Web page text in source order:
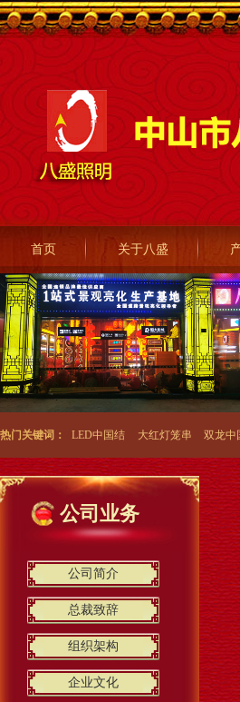
首页 关于八盛
热门关键词： LED中国结 大红灯笼串 双龙中
公司业务
公司简介
总裁致辞
组织架构
企业文化
LED灯箱挂件